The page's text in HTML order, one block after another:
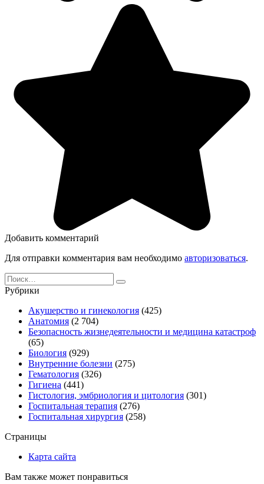
Добавить комментарий
Для отправки комментария вам необходимо авторизоваться.
Search
for:
Рубрики
Акушерство и гинекология (425)
Анатомия (2 704)
Безопасность жизнедеятельности и медицина катастроф
(65)
Биология (929)
Внутренние болезни (275)
Гематология (326)
Гигиена (441)
Гистология, эмбриология и цитология (301)
Госпитальная терапия (276)
Госпитальная хирургия (258)
Страницы
Карта сайта
Вам также может понравиться